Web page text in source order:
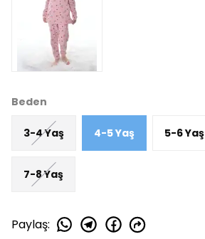
Beden
3-4 Yaş 4-5 Yaş 5-6 Yaş
7-8 Yaş
Paylaş: